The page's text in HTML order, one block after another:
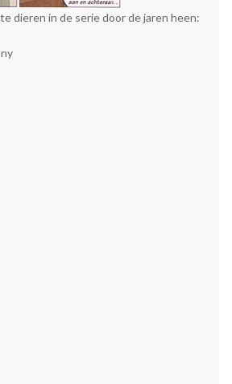
dieren in de serie door de jaren heen: